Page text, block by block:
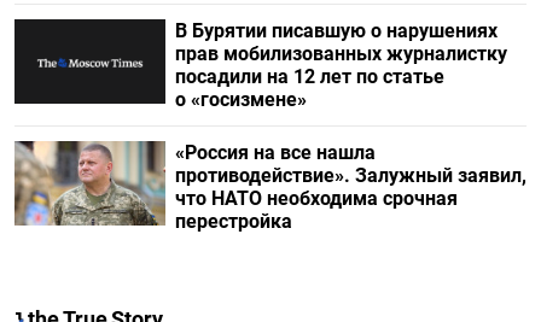
В Бурятии писавшую о нарушениях
прав мобилизованных журналистку
посадили на 12 лет по статье
о «госизмене»
«Россия на все нашла
противодействие». Залужный заявил,
что НАТО необходима срочная
перестройка